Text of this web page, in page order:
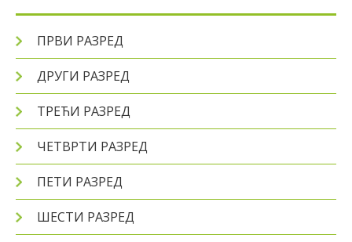
ПРВИ РАЗРЕД
ДРУГИ РАЗРЕД
ТРЕЋИ РАЗРЕД
ЧЕТВРТИ РАЗРЕД
ПЕТИ РАЗРЕД
ШЕСТИ РАЗРЕД